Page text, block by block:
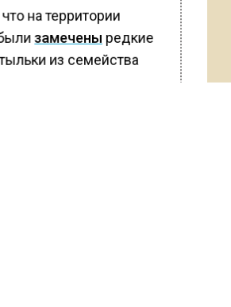
на территории
былизамечены редкие
из семейства